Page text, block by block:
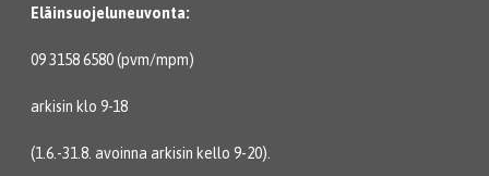
Eläinsuojeluneuvonta:
09 3158 6580 (pvm/mpm)
arkisin klo 9-18
(1.6.-31.8. avoinna arkisin kello 9-20).